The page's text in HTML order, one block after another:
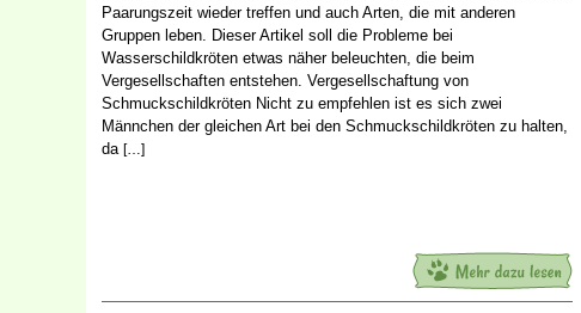
Paarungszeit wieder treffen und auch Arten, die mit anderen
Gruppen leben. Dieser Artikel soll die Probleme bei
Wasserschildkröten etwas näher beleuchten, die beim
Vergesellschaften entstehen. Vergesellschaftung von
Schmuckschildkröten Nicht zu empfehlen ist es sich zwei
Männchen der gleichen Art bei den Schmuckschildkröten zu halten,
da […]